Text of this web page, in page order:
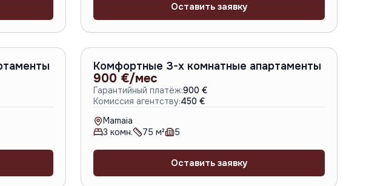
Оставить заявку
A-6541 A-4777
Комфортные 3-х комнатные апартаменты
900 €/мес
Гарантийный платёж:900 €
Комиссия агентству:450 €
Mamaia
3 комн. 75 м² 5
Оставить заявку